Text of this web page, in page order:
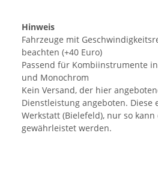
Hinweis
Fahrzeuge mit
beachten (+40 Euro)
Passend für Kombiinstrumente
und Monochrom
Kein Versand, der hier
Dienstleistung angeboten.
Werkstatt (Bielefeld), nur so
gewährleistet werden.